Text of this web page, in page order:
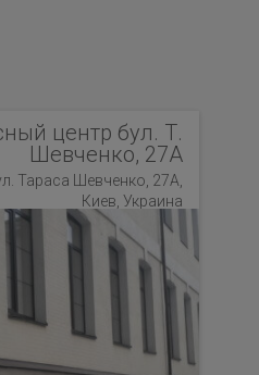
центр бул. Т.
Шевченко, 27А
Тараса Шевченко, 27А,
Киев, Украина